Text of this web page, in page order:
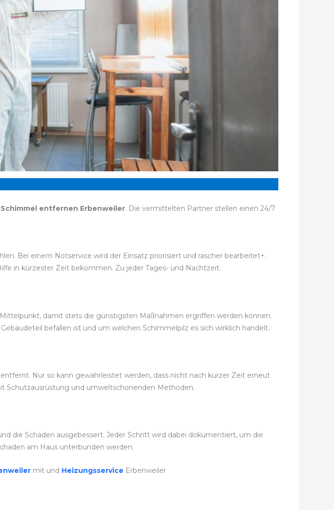
Schimmel entfernen Erbenweiler. Die vermittelten Partner stellen einen 24/7
Bei einem Notservice wird der Einsatz priorisiert und rascher bearbeitet+.
in kürzester Zeit bekommen. Zu jeder Tages- und Nachtzeit.
damit stets die günstigsten Maßnahmen ergriffen werden können.
befallen ist und um welchen Schimmelpilz es sich wirklich handelt.
Nur so kann gewährleistet werden, dass nicht nach kurzer Zeit erneut
und umweltschonenden Methoden.
die Schäden ausgebessert. Jeder Schritt wird dabei dokumentiert, um die
am Haus unterbunden werden.
mit und Heizungsservice Erbenweiler